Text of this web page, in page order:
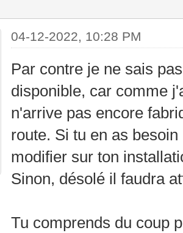
04-12-2022, 10:28 PM
Par contre je ne sais
disponible, car comme
n'arrive pas encore
route. Si tu en as
modifier sur ton
Sinon, désolé il faudra
Tu comprends du coup